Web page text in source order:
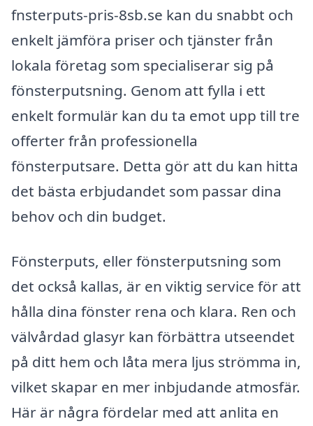
fnsterputs-pris-8sb.se kan du snabbt och
enkelt jämföra priser och tjänster från
lokala företag som specialiserar sig på
fönsterputsning. Genom att fylla i ett
enkelt formulär kan du ta emot upp till tre
offerter från professionella
fönsterputsare. Detta gör att du kan hitta
det bästa erbjudandet som passar dina
behov och din budget.
Fönsterputs, eller fönsterputsning som
det också kallas, är en viktig service för att
hålla dina fönster rena och klara. Ren och
välvårdad glasyr kan förbättra utseendet
på ditt hem och låta mera ljus strömma in,
vilket skapar en mer inbjudande atmosfär.
Här är några fördelar med att anlita en